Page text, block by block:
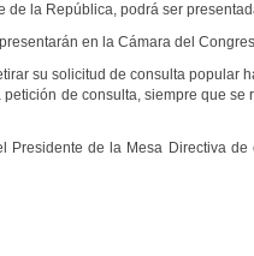
la República, podrá ser
en la Cámara del
su solicitud de consulta popular
de consulta, siempre que
de la Mesa Directiva